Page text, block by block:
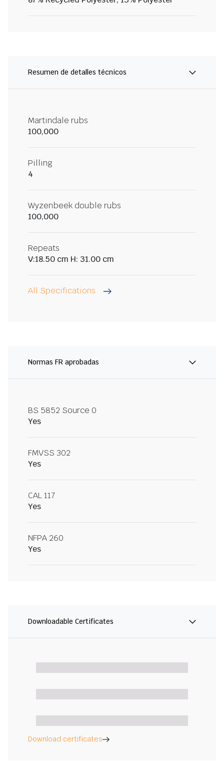
Resumen de detalles técnicos
Martindale rubs
100,000
Pilling
4
Wyzenbeek double rubs
100,000
Repeats
V:18.50 cm H: 31.00 cm
All Specifications
Normas FR aprobadas
BS 5852 Source 0
Yes
FMVSS 302
Yes
CAL 117
Yes
NFPA 260
Yes
Downloadable Certificates
Download certificates